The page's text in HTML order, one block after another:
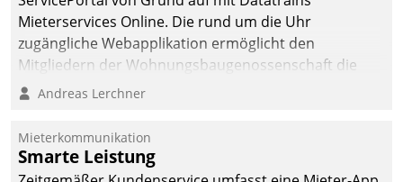
Mieterbefragungen – eine
starke Grundlage für
intelligente,
Entscheidungen.
Mieterservices Online. Die rund um die Uhr
zugängliche Webapplikation ermöglicht den
Mitgliedern der Wohnungs­bau­genossenschaft die
Kontaktaufnahme per Smartphone, Tablet oder PC.
Andreas Lerchner
Mieterkommunikation
Smarte Leistung